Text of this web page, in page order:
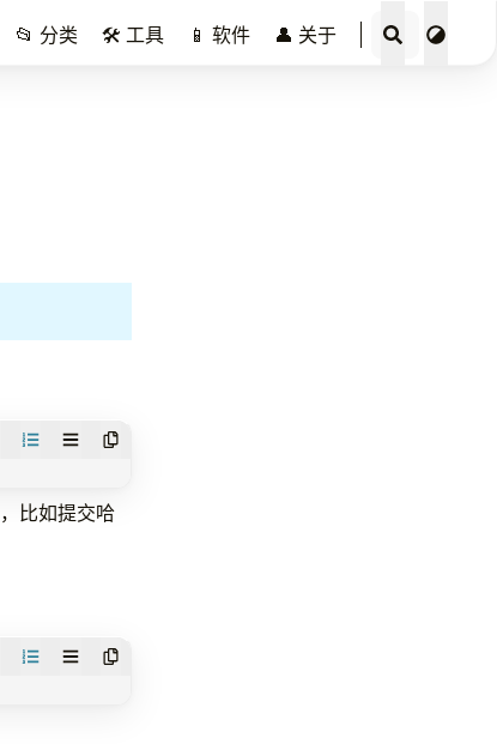
📂 分类 🛠️ 工具 📱 软件 👤 关于
比如提交哈